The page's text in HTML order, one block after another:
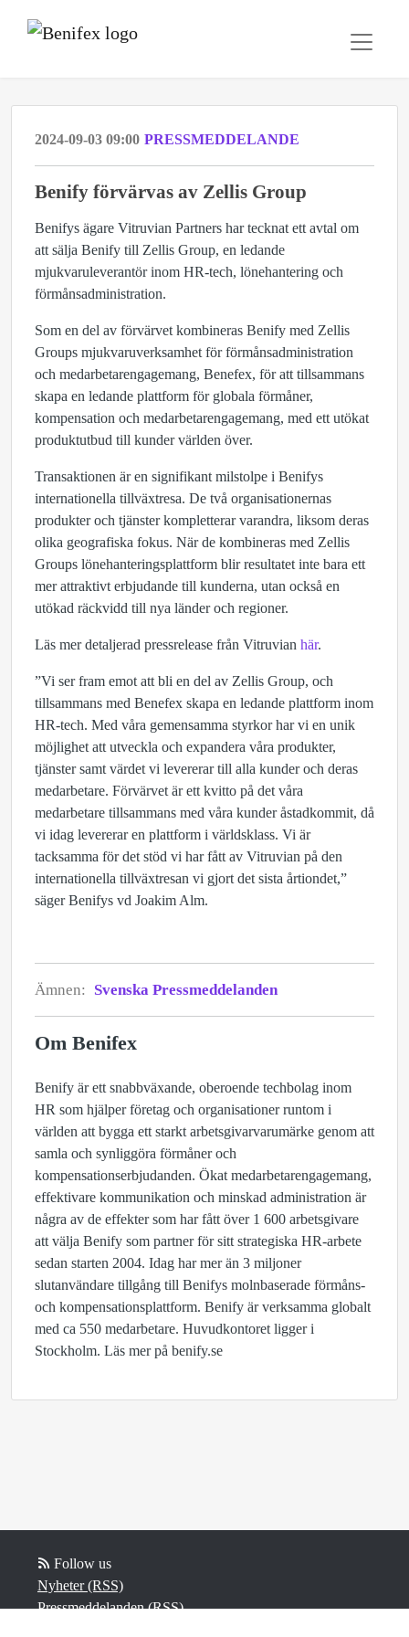
2024-09-03 09:00 PRESSMEDDELANDE
Benify förvärvas av Zellis Group
Benifys ägare Vitruvian Partners har tecknat ett avtal om
att sälja Benify till Zellis Group, en ledande
mjukvaruleverantör inom HR-tech, lönehantering och
förmånsadministration.
Som en del av förvärvet kombineras Benify med Zellis
Groups mjukvaruverksamhet för förmånsadministration
och medarbetarengagemang, Benefex, för att tillsammans
skapa en ledande plattform för globala förmåner,
kompensation och medarbetarengagemang, med ett utökat
produktutbud till kunder världen över.
Transaktionen är en signifikant milstolpe i Benifys
internationella tillväxtresa. De två organisationernas
produkter och tjänster kompletterar varandra, liksom deras
olika geografiska fokus. När de kombineras med Zellis
Groups lönehanteringsplattform blir resultatet inte bara ett
mer attraktivt erbjudande till kunderna, utan också en
utökad räckvidd till nya länder och regioner.
Läs mer detaljerad pressrelease från Vitruvian här.
”Vi ser fram emot att bli en del av Zellis Group, och
tillsammans med Benefex skapa en ledande plattform inom
HR-tech. Med våra gemensamma styrkor har vi en unik
möjlighet att utveckla och expandera våra produkter,
tjänster samt värdet vi levererar till alla kunder och deras
medarbetare. Förvärvet är ett kvitto på det våra
medarbetare tillsammans med våra kunder åstadkommit, då
vi idag levererar en plattform i världsklass. Vi är
tacksamma för det stöd vi har fått av Vitruvian på den
internationella tillväxtresan vi gjort det sista årtiondet,”
säger Benifys vd Joakim Alm.
Ämnen: Svenska Pressmeddelanden
Om Benifex
Benify är ett snabbväxande, oberoende techbolag inom
HR som hjälper företag och organisationer runtom i
världen att bygga ett starkt arbetsgivarvarumärke genom att
samla och synliggöra förmåner och
kompensationserbjudanden. Ökat medarbetarengagemang,
effektivare kommunikation och minskad administration är
några av de effekter som har fått över 1 600 arbetsgivare
att välja Benify som partner för sitt strategiska HR-arbete
sedan starten 2004. Idag har mer än 3 miljoner
slutanvändare tillgång till Benifys molnbaserade förmåns-
och kompensationsplattform. Benify är verksamma globalt
med ca 550 medarbetare. Huvudkontoret ligger i
Stockholm. Läs mer på benify.se
Follow us
Nyheter (RSS)
Pressmeddelanden (RSS)